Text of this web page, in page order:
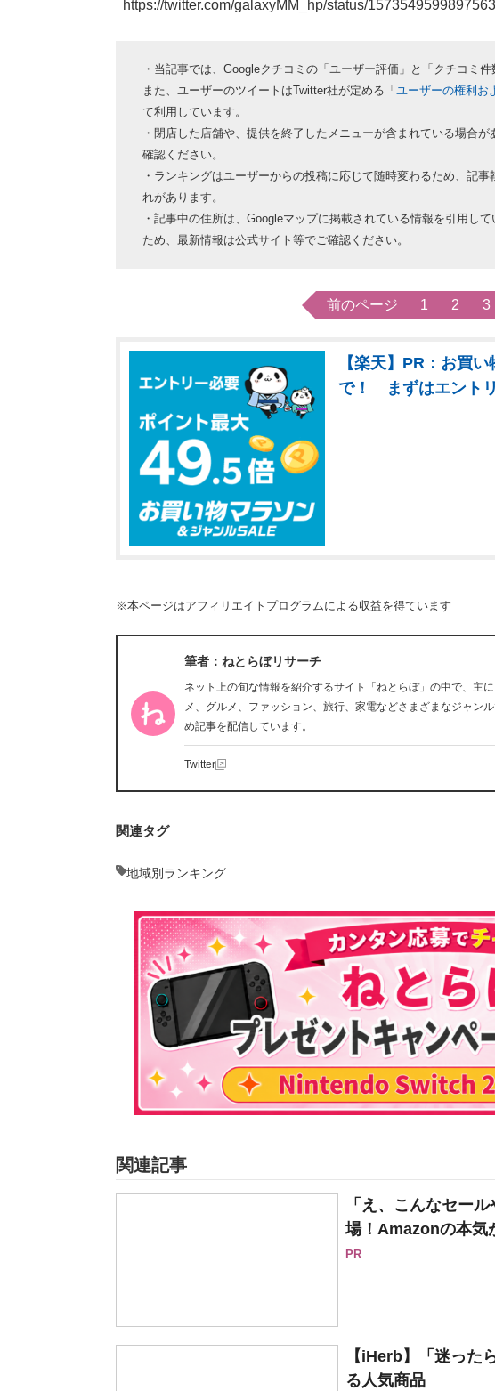
https://twitter.com/galaxyMM_hp/status/
・当記事では、Googleクチコミの「ユーザー評価」と「クチコミ
また、ユーザーのツイートはTwitter社が定める「 ユーザーの権利お
て利用しています。
・閉店した店舗や、提供を終了したメニューが含まれている場合
確認ください。
・ランキングはユーザーからの投稿に応じて随時変わるため、記
れがあります。
・記事中の住所は、Googleマップに掲載されている情報を引用し
ため、最新情報は公式サイト等でご確認ください。
前のページ 1 2 3
【楽天】PR：お買
で！ まずはエント
※本ページはアフィリエイトプログラムによる収益を得ています
筆者：ねとらぼリサーチ
ネット上の旬な情報を紹介するサイト「ねとらぼ」の中で、主
メ、グルメ、ファッション、旅行、家電などさまざまなジャン
め記事を配信しています。
Twitter
関連タグ
地域別ランキング
関連記事
「え、こんなセー
場！Amazonの本気
PR
【iHerb】「迷った
る人気商品